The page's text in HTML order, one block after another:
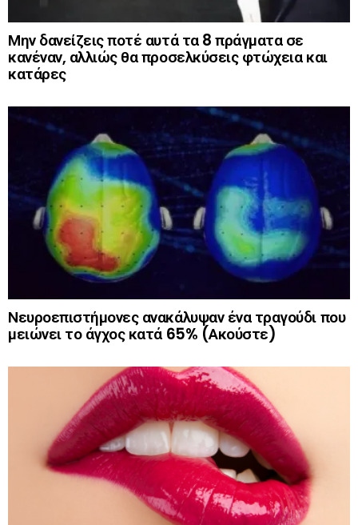
Μην δανείζεις ποτέ αυτά τα 8 πράγματα σε
κανέναν, αλλιώς θα προσελκύσεις φτώχεια και
κατάρες
Νευροεπιστήμονες ανακάλυψαν ένα τραγούδι που
μειώνει το άγχος κατά 65% (Ακούστε)